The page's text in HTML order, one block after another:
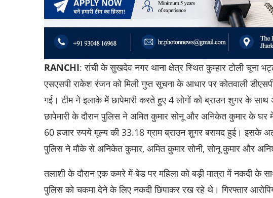
RANCHI: रांची के सुखदेव नगर थाना क्षेत्र स्थित कुम्हार टोली चूना
एसएसपी राकेश रंजन को मिली गुप्त सूचना के आधार पर कोतवाली
गई। टीम ने इलाके में छापेमारी करते हुए 4 लोगों को ब्राउन शुगर के साथ
छापेमारी के दौरान पुलिस ने अमित कुमार सोनू और अनिकेत कुमार के
60 हजार रुपये मूल्य की 33.18 ग्राम ब्राउन शुगर बरामद हुई। इसके
पुलिस ने मौके से अनिकेत कुमार, अमित कुमार सोनी, सोनू कुमार और
तलाशी के दौरान एक कमरे में बेड पर महिला को बड़ी मात्रा में नकदी के
पुलिस को चकमा देने के लिए नकदी छिपाकर रख रहे थे। गिरफ्तार